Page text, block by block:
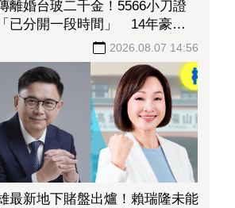
離婚台玻二千金！5566小刀證
已分開一段時間」 14年豪門
2026.08.07 14:56
最新地下賭盤出爐！賴瑞隆未能